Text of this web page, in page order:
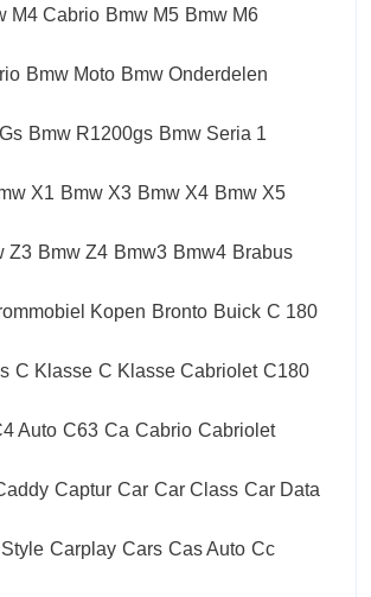
M4 Cabrio Bmw M5 Bmw M6
Bmw Moto Bmw Onderdelen
Bmw R1200gs Bmw Seria 1
X1 Bmw X3 Bmw X4 Bmw X5
Z3 Bmw Z4 Bmw3 Bmw4 Brabus
Kopen Bronto Buick C 180
C Klasse C Klasse Cabriolet C180
Auto C63 Ca Cabrio Cabriolet
Captur Car Car Class Car Data
Carplay Cars Cas Auto Cc